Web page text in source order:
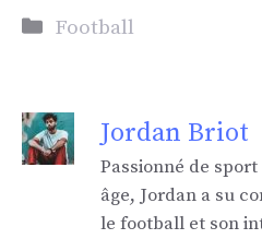
Catégories
Football
Jordan Briot
Passionné de
âge, Jordan a su
le football et son